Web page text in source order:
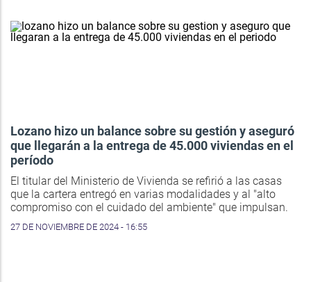
Lozano hizo un balance sobre su gestión y aseguró
que llegarán a la entrega de 45.000 viviendas en el
período
El titular del Ministerio de Vivienda se refirió a las casas
que la cartera entregó en varias modalidades y al "alto
compromiso con el cuidado del ambiente" que impulsan.
27 DE NOVIEMBRE DE 2024 - 16:55